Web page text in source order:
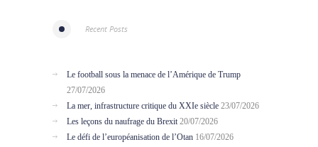
Recent Posts
Le football sous la menace de l’Amérique de Trump
27/07/2026
La mer, infrastructure critique du XXIe siècle 23/07/2026
Les leçons du naufrage du Brexit 20/07/2026
Le défi de l’européanisation de l’Otan 16/07/2026